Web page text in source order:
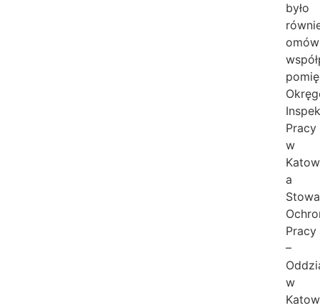
było
Pracy
w
a
Pracy
–
w